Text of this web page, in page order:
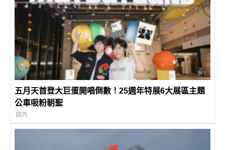
五月天首登大巨蛋開唱倒數！25週年特展6大展區主題
公車吸粉朝聖
國內